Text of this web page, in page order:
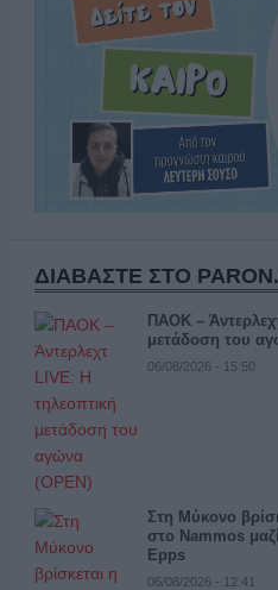
ΔΙΑΒΑΣΤΕ ΣΤΟ
ΠΑΟΚ –
μετάδοση του
06/08/2026 - 15:50
Στη Μύκονο
στο Nammos
Epps
06/08/2026 - 12:41